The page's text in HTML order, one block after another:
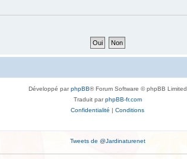
Développé parphpBB® Forum Software © phpBB Limited
Traduit parphpBB-fr.com
Confidentialité | Conditions
Tweets de @Jardinaturenet